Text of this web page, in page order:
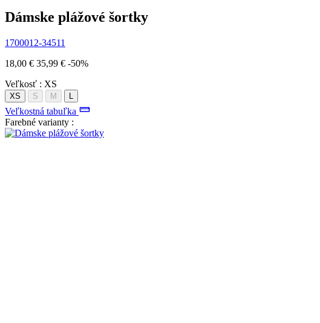
Dámske plážové šortky
1700012-34511
18,00 € 35,99 € -50%
Veľkosť : XS
XS S M L
Veľkostná tabuľka
Farebné varianty :